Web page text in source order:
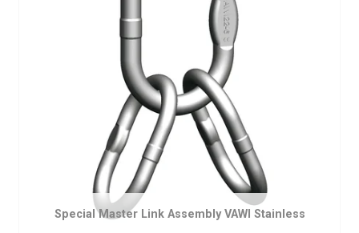
Special Master Link Assembly VAWI Stainless